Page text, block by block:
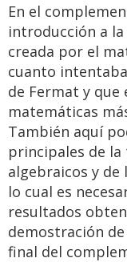
En el
introducción a
creada por el
cuanto
de Fermat y que
matemáticas
También aquí
principales de
algebraicos y
lo cual es
resultados
demostración
final del